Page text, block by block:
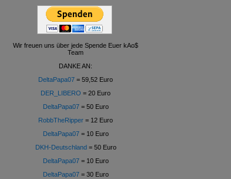
Wir freuen uns über jede Spende Euer kAo$
Team
DANKE AN:
DeltaPapa07 = 59,52 Euro
DER_LIBERO = 20 Euro
DeltaPapa07= 50 Euro
RobbTheRipper = 12 Euro
DeltaPapa07= 10 Euro
DKH-Deutschland = 50 Euro
DeltaPapa07= 10 Euro
DeltaPapa07= 30 Euro